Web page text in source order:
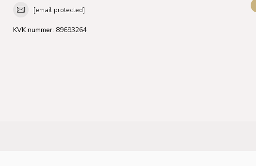
[email protected]
KVK nummer: 89693264